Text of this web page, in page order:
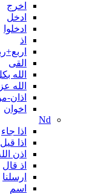
اخرج
ادخل
ادخلوا
اذ
القی
الله
الله
اذان-
اخوان
Nd
اذا جاء
اذا قیل
اذن
اذ قال
ارسلنا
اسم